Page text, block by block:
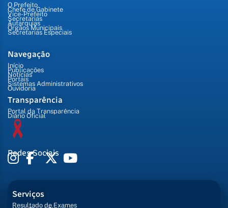
O Prefeito
Chefe de Gabinete
Vice-Prefeito
Secretarias
Autarquias
Órgãos Municipais
Secretarias Especiais
Navegação
Início
Publicações
Notícias
Portais
Sistemas Administrativos
Ouvidoria
Transparência
Portal da Transparência
Diário Oficial
Redes Sociais
Serviços
Resultado de Exames